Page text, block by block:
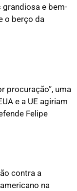
grandiosa e bem-
o berço da
procuração”, uma
e a UE agiriam
Felipe
contra a
na